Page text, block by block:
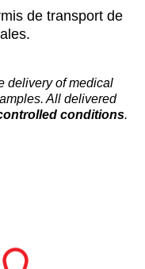
de transport de
delivery of medical
All delivered
conditions.